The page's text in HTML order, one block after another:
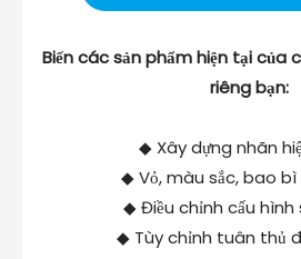
Biến các sản phẩm hiện tại của
riêng bạn:
◆ Xây dựng nhãn
◆ Vỏ, màu sắc, bao
◆ Điều chỉnh cấu hình
◆ Tùy chỉnh tuân thủ